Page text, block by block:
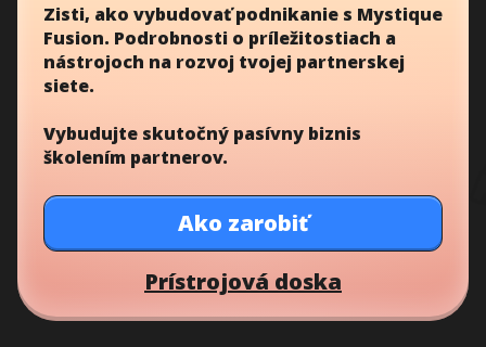
Zisti, ako vybudovať podnikanie s Mystique
Fusion. Podrobnosti o príležitostiach a
nástrojoch na rozvoj tvojej partnerskej
siete.
Vybudujte skutočný pasívny biznis
školením partnerov.
Ako zarobiť
Prístrojová doska